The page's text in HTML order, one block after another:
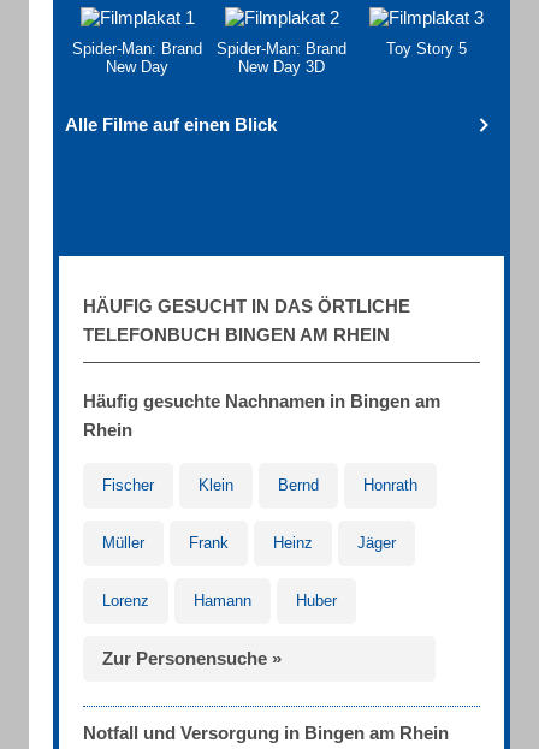
Spider-Man: Brand
New Day
Spider-Man: Brand
New Day 3D
Toy Story 5
Alle Filme auf einen Blick
HÄUFIG GESUCHT IN DAS ÖRTLICHE
TELEFONBUCH BINGEN AM RHEIN
Häufig gesuchte Nachnamen in Bingen am
Rhein
Fischer Klein Bernd Honrath
Müller Frank Heinz Jäger
Lorenz Hamann Huber
Zur Personensuche »
Notfall und Versorgung in Bingen am Rhein